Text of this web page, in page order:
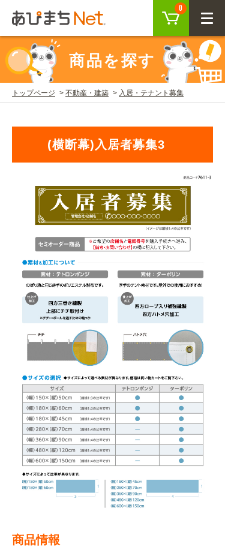
0
CLOSE
ログイン
会員登録
商品を探す
SEARCH
KEYWORD
注目キーワード
チュクミ 韓国グルメ 駐車場 鍋 夏
CATEGORY
飲食 住まい・暮らし
イベント・季節 不動産・建築
カルチャー・教養
車・バイク関連 その他
OTHER ITEMS
ご利用ガイド
USER GUIDE
ご利用ガイド トップ
取り扱い商品一覧
既製デザイン商品注文方法
オリジナルオーダー注文方法
料金一覧
お届け納期と配送方法
お支払方法
初めての方へ
BEGINNER'S GUIDE
初めての方へ トップ
商品について
お客様の声
よくある質問
オリジナルオーダー制作事例
商品を探す
トップページ 不動産・建築 入居・テナント募集
(横断幕)入居者募集3
商品情報